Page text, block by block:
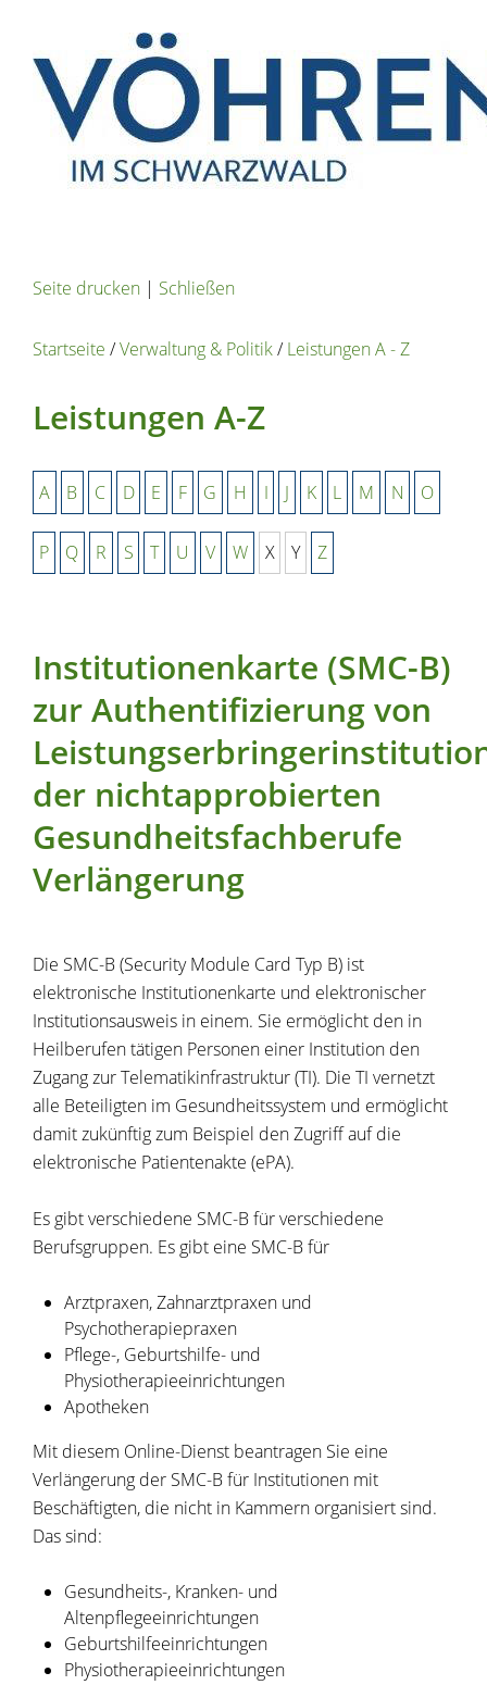
Seite drucken | Schließen
Startseite /Verwaltung & Politik/Leistungen A - Z
Leistungen A-Z
A B C D E F G H I J K L M N O
P Q R S T U V W X Y Z
Institutionenkarte (SMC-B)
zur Authentifizierung von
der nichtapprobierten
Gesundheitsfachberufe
Verlängerung
Die SMC-B (Security Module Card Typ B) ist
elektronische Institutionenkarte und elektronischer
Institutionsausweis in einem. Sie ermöglicht den in
Heilberufen tätigen Personen einer Institution den
Zugang zur Telematikinfrastruktur (TI). Die TI vernetzt
alle Beteiligten im Gesundheitssystem und ermöglicht
damit zukünftig zum Beispiel den Zugriff auf die
elektronische Patientenakte (ePA).
Es gibt verschiedene SMC-B für verschiedene
Berufsgruppen. Es gibt eine SMC-B für
Arztpraxen, Zahnarztpraxen und
Psychotherapiepraxen
Pflege-, Geburtshilfe- und
Physiotherapieeinrichtungen
Apotheken
Mit diesem Online-Dienst beantragen Sie eine
Verlängerung der SMC-B für Institutionen mit
Beschäftigten, die nicht in Kammern organisiert sind.
Das sind:
Gesundheits-, Kranken- und
Altenpflegeeinrichtungen
Geburtshilfeeinrichtungen
Physiotherapieeinrichtungen